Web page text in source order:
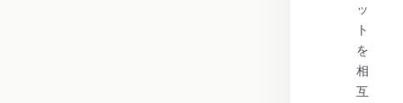
ッ
ト
を
相
互